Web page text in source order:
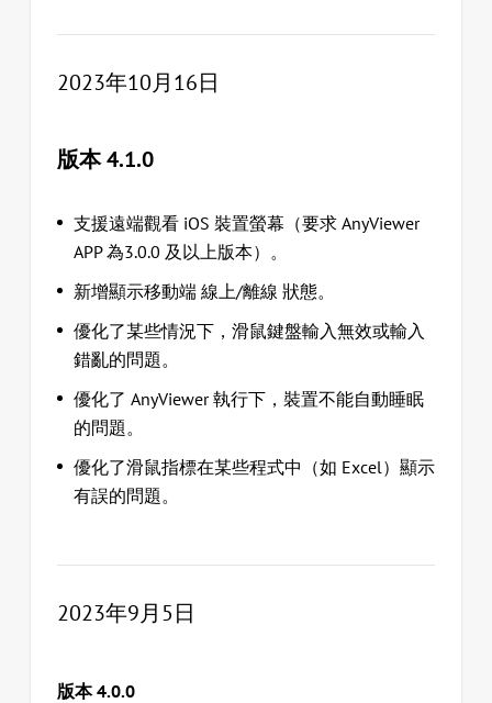
2023年10月16日
版本 4.1.0
支援遠端觀看 iOS 裝置螢幕（要求 AnyViewer
APP 為3.0.0 及以上版本）。
新增顯示移動端 線上/離線 狀態。
優化了某些情況下，滑鼠鍵盤輸入無效或輸入
錯亂的問題。
優化了 AnyViewer 執行下，裝置不能自動睡眠
的問題。
優化了滑鼠指標在某些程式中（如 Excel）顯示
有誤的問題。
2023年9月5日
版本 4.0.0